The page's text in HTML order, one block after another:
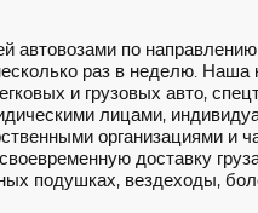
автовозами по
раз в неделю. Наша
и грузовых авто,
лицами,
организациями и
доставку
подушках, вездеходы,